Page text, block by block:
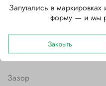
Ширина B, мм
Зазор
Запутались в
форму — и мы
Закрыть